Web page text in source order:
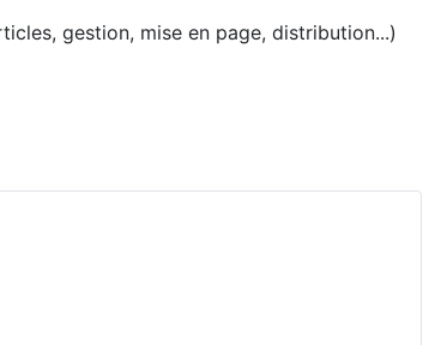
gestion, mise en page, distribution...)